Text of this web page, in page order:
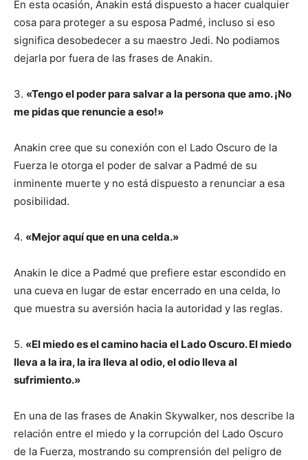
En esta ocasión, Anakin está dispuesto a hacer cualquier
cosa para proteger a su esposa Padmé, incluso si eso
significa desobedecer a su maestro Jedi. No podiamos
dejarla por fuera de las frases de Anakin.
3. «Tengo el poder para salvar a la persona que amo. ¡No
me pidas que renuncie a eso!»
Anakin cree que su conexión con el Lado Oscuro de la
Fuerza le otorga el poder de salvar a Padmé de su
inminente muerte y no está dispuesto a renunciar a esa
posibilidad.
4. «Mejor aquí que en una celda.»
Anakin le dice a Padmé que prefiere estar escondido en
una cueva en lugar de estar encerrado en una celda, lo
que muestra su aversión hacia la autoridad y las reglas.
5. «El miedo es el camino hacia el Lado Oscuro. El miedo
lleva a la ira, la ira lleva al odio, el odio lleva al
sufrimiento.»
En una de las frases de Anakin Skywalker, nos describe la
relación entre el miedo y la corrupción del Lado Oscuro
de la Fuerza, mostrando su comprensión del peligro de